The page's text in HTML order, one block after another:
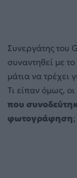
Συνεργάτης του
συναντηθεί με
μάτια να τρέχει
Τι είπαν όμως,
που
φωτογράφηση;